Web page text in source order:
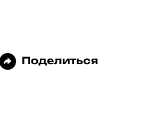
Поделиться